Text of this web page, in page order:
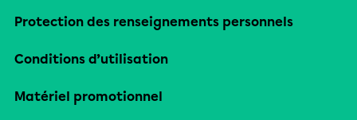
Protection des renseignements personnels
Conditions d’utilisation
Matériel promotionnel